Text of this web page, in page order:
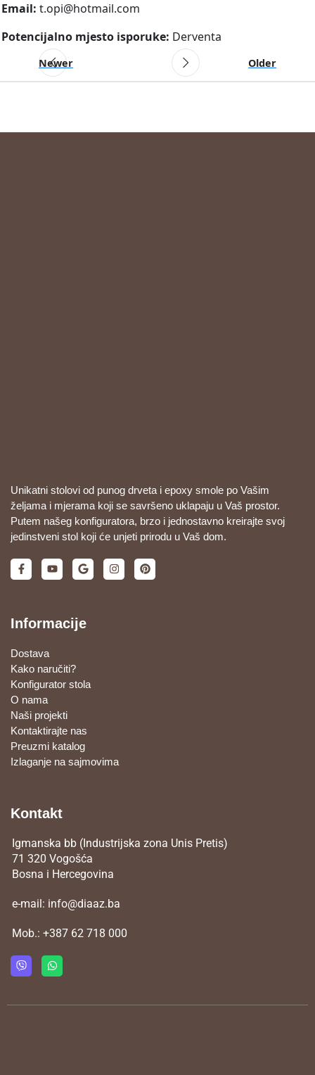
Email: t.opi@hotmail.com
Potencijalno mjesto isporuke: Derventa
Newer Older
Unikatni stolovi od punog drveta i epoxy smole po Vašim
željama i mjerama koji se savršeno uklapaju u Vaš prostor.
Putem našeg konfiguratora, brzo i jednostavno kreirajte svoj
jedinstveni stol koji će unjeti prirodu u Vaš dom.
Informacije
Dostava
Kako naručiti?
Konfigurator stola
O nama
Naši projekti
Kontaktirajte nas
Preuzmi katalog
Izlaganje na sajmovima
Kontakt
Igmanska bb (Industrijska zona Unis Pretis)
71 320 Vogošća
Bosna i Hercegovina
e-mail: info@diaaz.ba
Mob.: +387 62 718 000